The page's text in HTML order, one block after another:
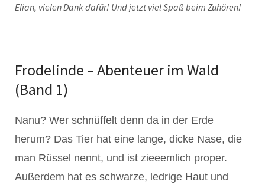
Elian, vielen Dank dafür! Und jetzt viel Spaß beim Zuhören!
Frodelinde – Abenteuer im Wald
(Band 1)
Nanu? Wer schnüffelt denn da in der Erde
herum? Das Tier hat eine lange, dicke Nase, die
man Rüssel nennt, und ist zieeemlich proper.
Außerdem hat es schwarze, ledrige Haut und